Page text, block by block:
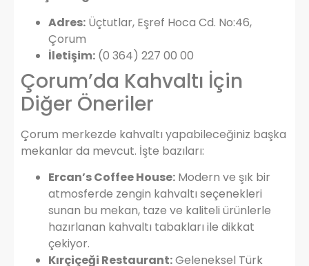
Adres: Üçtutlar, Eşref Hoca Cd. No:46,
Çorum
İletişim: (0 364) 227 00 00
Çorum’da Kahvaltı İçin
Diğer Öneriler
Çorum merkezde kahvaltı yapabileceğiniz başka
mekanlar da mevcut. İşte bazıları:
Ercan’s Coffee House: Modern ve şık bir
atmosferde zengin kahvaltı seçenekleri
sunan bu mekan, taze ve kaliteli ürünlerle
hazırlanan kahvaltı tabakları ile dikkat
çekiyor.
Kırçiçeği Restaurant:Geleneksel Türk